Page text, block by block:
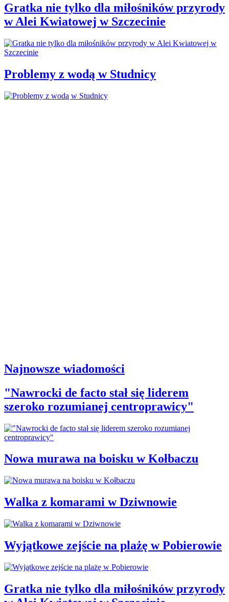
Gratka nie tylko dla miłośników przyrody
w Alei Kwiatowej w Szczecinie
Problemy z wodą w Studnicy
Najnowsze wiadomości
"Nawrocki de facto stał się liderem
szeroko rozumianej centroprawicy"
Nowa murawa na boisku w Kołbaczu
Walka z komarami w Dziwnowie
Wyjątkowe zejście na plażę w Pobierowie
Gratka nie tylko dla miłośników przyrody